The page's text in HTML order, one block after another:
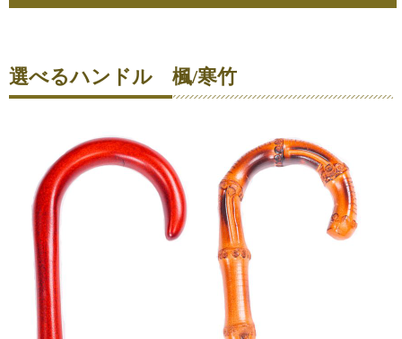
選べるハンドル 楓/寒竹